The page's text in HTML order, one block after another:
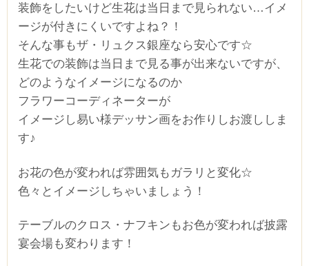
装飾をしたいけど生花は当日まで見られない…イメ
ージが付きにくいですよね？！
そんな事もザ・リュクス銀座なら安心です☆
生花での装飾は当日まで見る事が出来ないですが、
どのようなイメージになるのか
フラワーコーディネーターが
イメージし易い様デッサン画をお作りしお渡ししま
す♪
お花の色が変われば雰囲気もガラリと変化☆
色々とイメージしちゃいましょう！
テーブルのクロス・ナフキンもお色が変われば披露
宴会場も変わります！